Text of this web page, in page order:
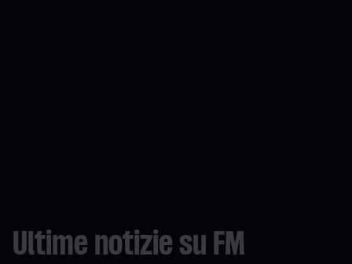
Ultime notizie su FM